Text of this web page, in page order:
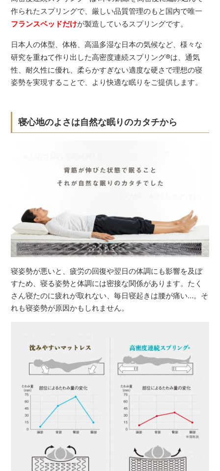
作られたスプリングで、厳しい品質管理のもと国内で唯一
フランスベッドだけが製造しているスプリングです。
日本人の体型、体格、高温多湿な日本の気候など、様々な
研究を重ねて作り出した高密度連続スプリング®は、通気
性、耐久性に優れ、柔らかすぎない適度な硬さで理想の寝
姿勢を実現することで、より快適な眠りをご提供します。
寝心地のよさは自然な眠りのカタチから
寝姿勢が悪いと、疲労の回復や翌日の体調にも影響を及ぼ
すため、寝る姿勢と体調には密接な関係があります。たく
さん寝たのに疲れが取れない、毎日寝起きは腰が痛い…。そ
れも寝姿勢が原因かもしれません。